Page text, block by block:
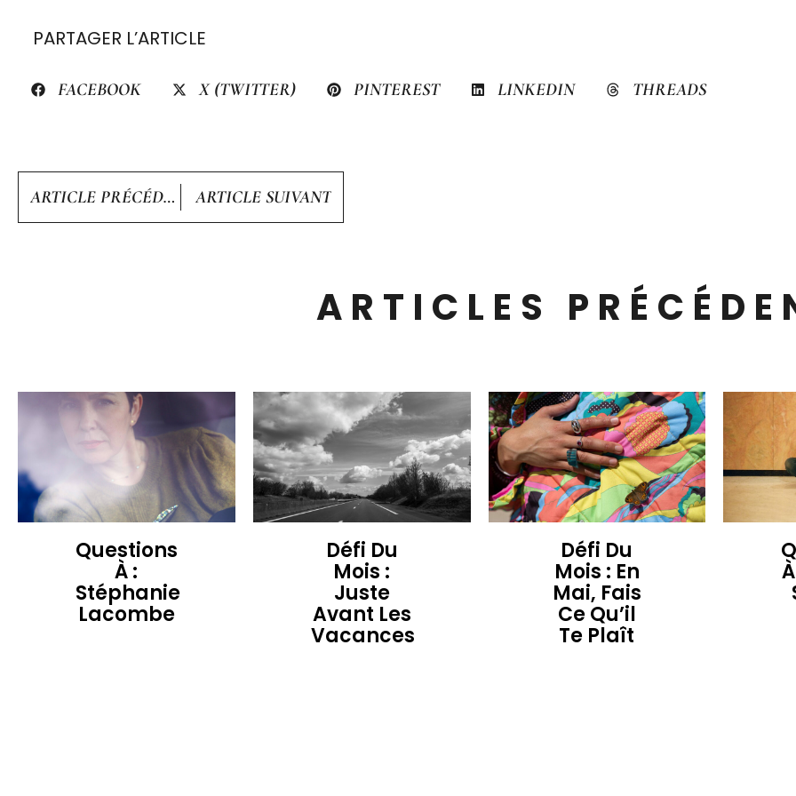
PARTAGER L’ARTICLE
FACEBOOK X (TWITTER) PINTEREST LINKEDIN THREADS
ARTICLE PRÉCÉDENT ARTICLE SUIVANT
ARTICLES
Questions
À :
Stéphanie
Lacombe
Défi Du
Mois :
Juste
Avant Les
Vacances
Défi Du
Mois : En
Mai, Fais
Ce Qu’il
Te Plaît